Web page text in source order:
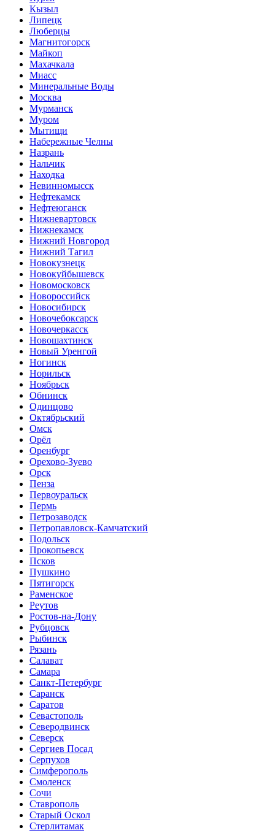
Кызыл
Липецк
Люберцы
Магнитогорск
Майкоп
Махачкала
Миасс
Минеральные Воды
Москва
Мурманск
Муром
Мытищи
Набережные Челны
Назрань
Нальчик
Находка
Невинномысск
Нефтекамск
Нефтеюганск
Нижневартовск
Нижнекамск
Нижний Новгород
Нижний Тагил
Новокузнецк
Новокуйбышевск
Новомосковск
Новороссийск
Новосибирск
Новочебоксарск
Новочеркасск
Новошахтинск
Новый Уренгой
Ногинск
Норильск
Ноябрьск
Обнинск
Одинцово
Октябрьский
Омск
Орёл
Оренбург
Орехово-Зуево
Орск
Пенза
Первоуральск
Пермь
Петрозаводск
Петропавловск-Камчатский
Подольск
Прокопьевск
Псков
Пушкино
Пятигорск
Раменское
Реутов
Ростов-на-Дону
Рубцовск
Рыбинск
Рязань
Салават
Самара
Санкт-Петербург
Саранск
Саратов
Севастополь
Северодвинск
Северск
Сергиев Посад
Серпухов
Симферополь
Смоленск
Сочи
Ставрополь
Старый Оскол
Стерлитамак